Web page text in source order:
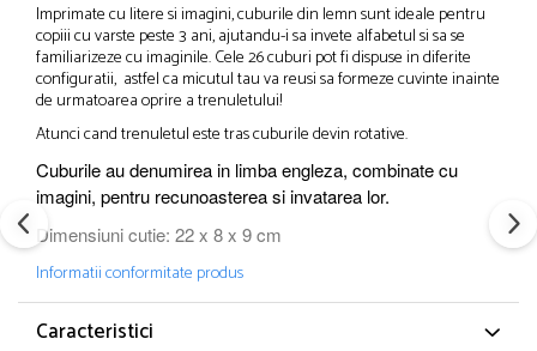
Imprimate cu litere si imagini, cuburile din lemn sunt ideale pentru
copiii cu varste peste 3 ani, ajutandu-i sa invete alfabetul si sa se
familiarizeze cu imaginile. Cele 26 cuburi pot fi dispuse in diferite
configuratii, astfel ca micutul tau va reusi sa formeze cuvinte inainte
de urmatoarea oprire a trenuletului!
Atunci cand trenuletul este tras cuburile devin rotative.
Cuburile au denumirea in limba engleza, combinate cu
imagini, pentru recunoasterea si invatarea lor.
Dimensiuni cutie: 22 x 8 x 9 cm
Informatii conformitate produs
Caracteristici